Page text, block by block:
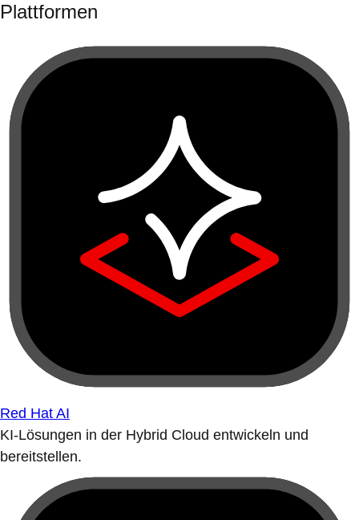
Plattformen
Red Hat AI
KI-Lösungen in der Hybrid Cloud entwickeln und
bereitstellen.